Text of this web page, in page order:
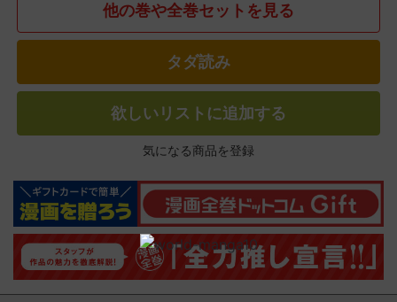
他の巻や全巻セットを見る
タダ読み
欲しいリストに追加する
気になる商品を登録